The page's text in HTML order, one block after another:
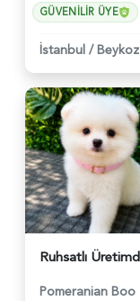
GÜVENILIR ÜYE
İstanbul / Beykoz
Pomeranian Boo